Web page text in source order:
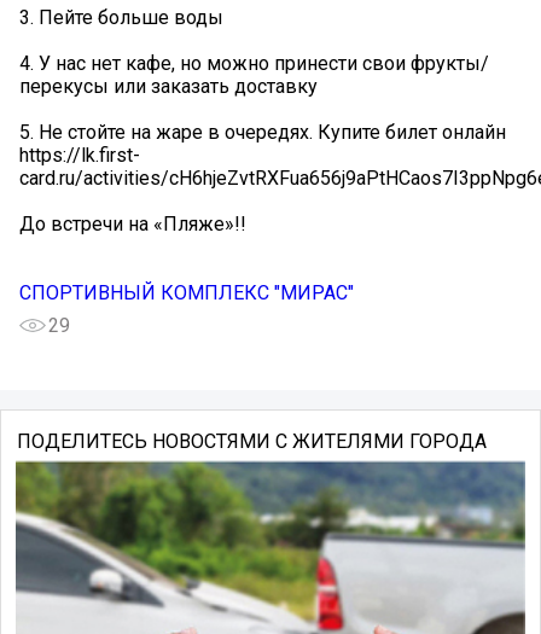
3. Пейте больше воды
4. У нас нет кафе, но можно принести свои фрукты/
перекусы или заказать доставку
5. Не стойте на жаре в очередях. Купите билет онлайн
https://lk.first-
card.ru/activities/
До встречи на «Пляже»!!️
СПОРТИВНЫЙ КОМПЛЕКС "МИРАС"
29
ПОДЕЛИТЕСЬ НОВОСТЯМИ С ЖИТЕЛЯМИ ГОРОДА